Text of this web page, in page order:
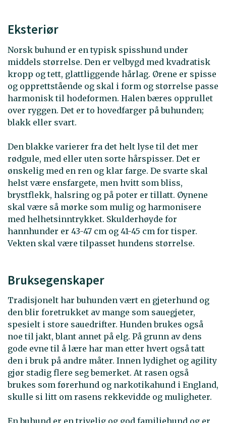
Eksteriør
Norsk buhund er en typisk spisshund under
middels størrelse. Den er velbygd med kvadratisk
kropp og tett, glattliggende hårlag. Ørene er spisse
og opprettstående og skal i form og størrelse passe
harmonisk til hodeformen. Halen bæres opprullet
over ryggen. Det er to hovedfarger på buhunden;
blakk eller svart.
Den blakke varierer fra det helt lyse til det mer
rødgule, med eller uten sorte hårspisser. Det er
ønskelig med en ren og klar farge. De svarte skal
helst være ensfargete, men hvitt som bliss,
brystflekk, halsring og på poter er tillatt. Øynene
skal være så mørke som mulig og harmonisere
med helhetsinntrykket. Skulderhøyde for
hannhunder er 43-47 cm og 41-45 cm for tisper.
Vekten skal være tilpasset hundens størrelse.
Bruksegenskaper
Tradisjonelt har buhunden vært en gjeterhund og
den blir foretrukket av mange som sauegjeter,
spesielt i store sauedrifter. Hunden brukes også
noe til jakt, blant annet på elg. På grunn av dens
gode evne til å lære har man etter hvert også tatt
den i bruk på andre måter. Innen lydighet og agility
gjør stadig flere seg bemerket. At rasen også
brukes som førerhund og narkotikahund i England,
skulle si litt om rasens rekkevidde og muligheter.